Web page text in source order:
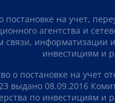
постановке на учет,
агентства и
связи,
инвестициям и
о постановке на учет
выдано 08.09.2016
по инвестициям и